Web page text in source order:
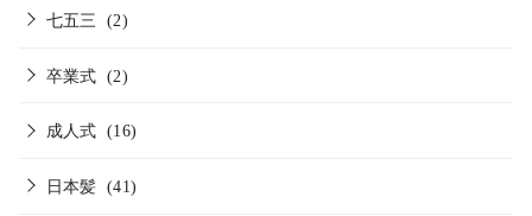
七五三 (2)
卒業式 (2)
成人式 (16)
日本髪 (41)